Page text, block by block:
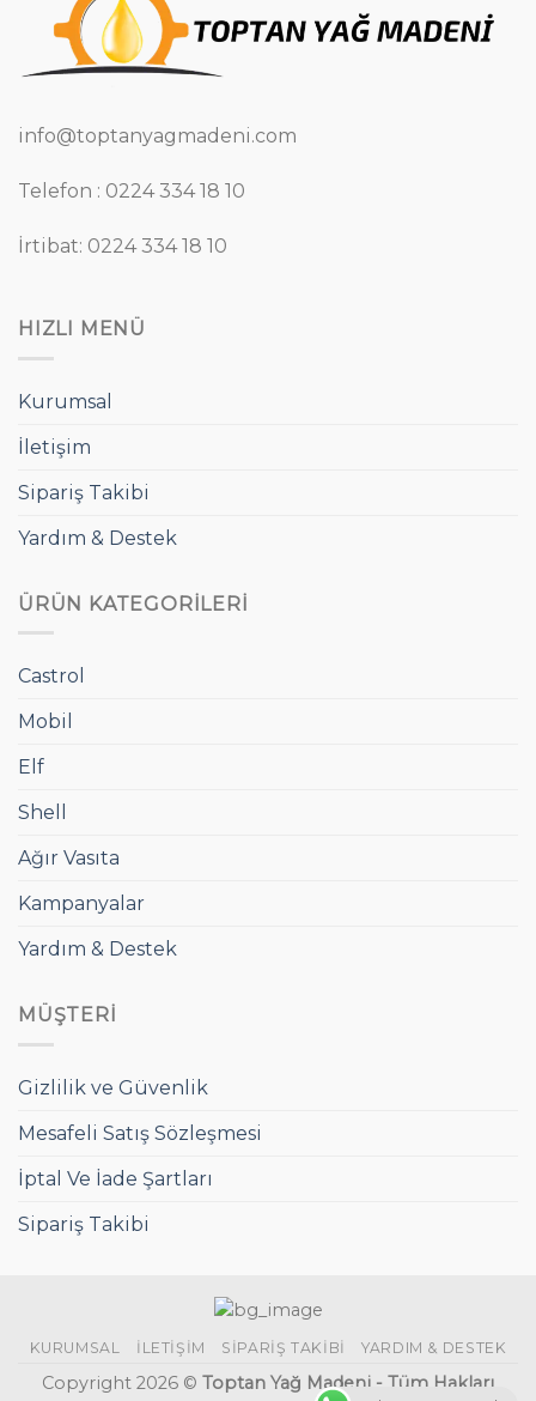
info@toptanyagmadeni.com
Telefon : 0224 334 18 10
İrtibat: 0224 334 18 10
HIZLI MENÜ
Kurumsal
İletişim
Sipariş Takibi
Yardım & Destek
ÜRÜN KATEGORILERI
Castrol
Mobil
Elf
Shell
Ağır Vasıta
Kampanyalar
Yardım & Destek
MÜŞTERI
Gizlilik ve Güvenlik
Mesafeli Satış Sözleşmesi
İptal Ve İade Şartları
Sipariş Takibi
KURUMSAL İLETIŞIM SIPARIŞ TAKIBI YARDIM & DESTEK
Copyright 2026 © Toptan Yağ Madeni - Tüm Hakları